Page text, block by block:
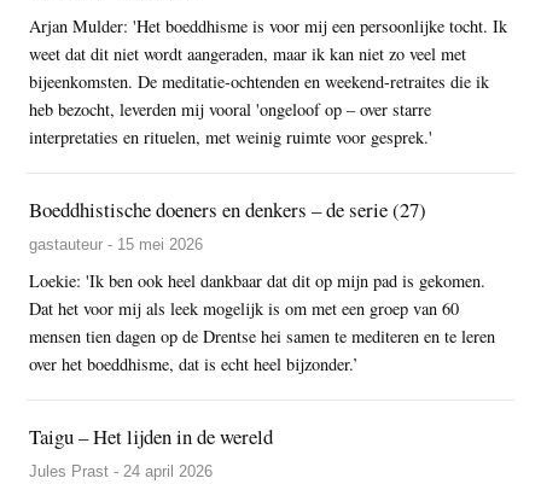
Arjan Mulder: 'Het boeddhisme is voor mij een persoonlijke tocht. Ik
weet dat dit niet wordt aangeraden, maar ik kan niet zo veel met
bijeenkomsten. De meditatie-ochtenden en weekend-retraites die ik
heb bezocht, leverden mij vooral 'ongeloof op – over starre
interpretaties en rituelen, met weinig ruimte voor gesprek.'
Boeddhistische doeners en denkers – de serie (27)
gastauteur - 15 mei 2026
Loekie: 'Ik ben ook heel dankbaar dat dit op mijn pad is gekomen.
Dat het voor mij als leek mogelijk is om met een groep van 60
mensen tien dagen op de Drentse hei samen te mediteren en te leren
over het boeddhisme, dat is echt heel bijzonder.’
Taigu – Het lijden in de wereld
Jules Prast - 24 april 2026